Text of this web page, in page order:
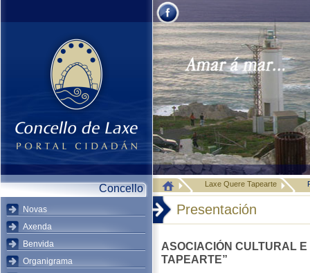
Concello
Novas
Axenda
Benvida
Organigrama
Laxe Quere Tapearte
Presentación
ASOCIACIÓN CULTURAL
TAPEARTE”